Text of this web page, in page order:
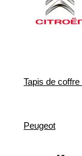
Tapis de coffre
Peugeot